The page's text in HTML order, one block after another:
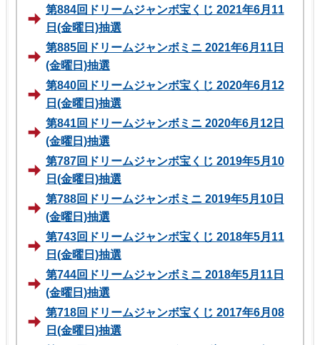
第884回ドリームジャンボ宝くじ 2021年6月11
日(金曜日)抽選
第885回ドリームジャンボミニ 2021年6月11日
(金曜日)抽選
第840回ドリームジャンボ宝くじ 2020年6月12
日(金曜日)抽選
第841回ドリームジャンボミニ 2020年6月12日
(金曜日)抽選
第787回ドリームジャンボ宝くじ 2019年5月10
日(金曜日)抽選
第788回ドリームジャンボミニ 2019年5月10日
(金曜日)抽選
第743回ドリームジャンボ宝くじ 2018年5月11
日(金曜日)抽選
第744回ドリームジャンボミニ 2018年5月11日
(金曜日)抽選
第718回ドリームジャンボ宝くじ 2017年6月08
日(金曜日)抽選